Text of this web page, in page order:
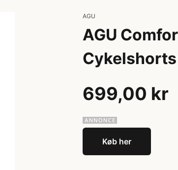
AGU
AGU
699,00 kr
Køb her